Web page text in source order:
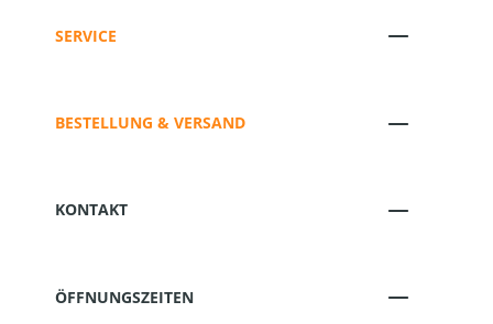
SERVICE
BESTELLUNG & VERSAND
KONTAKT
ÖFFNUNGSZEITEN